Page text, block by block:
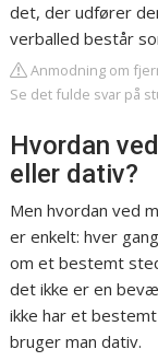
det, der udfører
verballed består
Anmodning om
Se det fulde svar på
Hvordan
eller dativ?
Men hvordan ved
er enkelt: hver
om et bestemt
det ikke er en
ikke har et
bruger man dativ.